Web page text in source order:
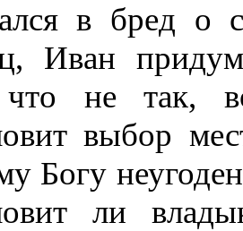
в бред о
Иван
не так,
выбор
Богу
ли